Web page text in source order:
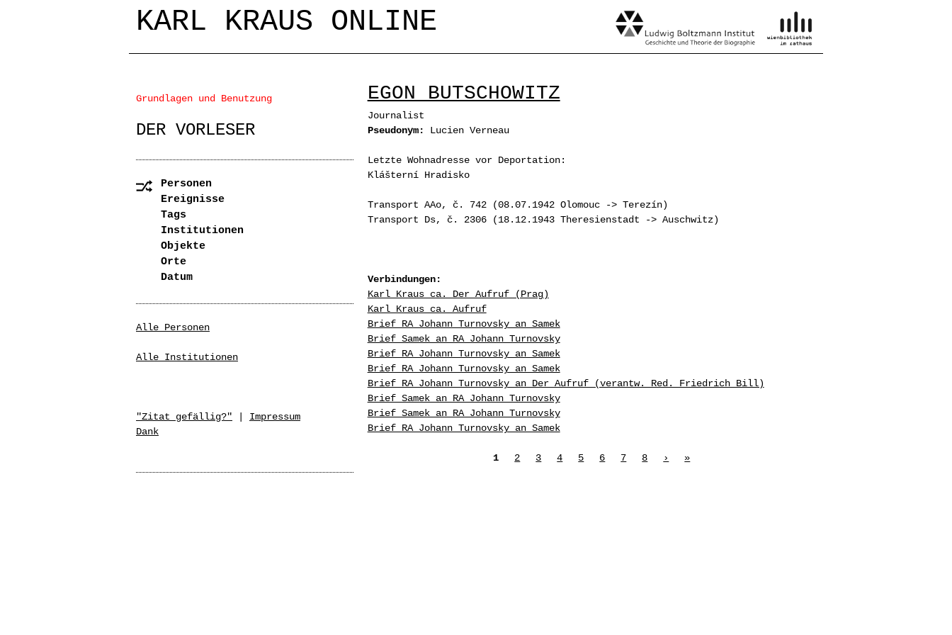
Jump to navigation
KARL KRAUS ONLINE
EGON BUTSCHOWITZ
Journalist
Pseudonym: Lucien Verneau
Letzte Wohnadresse vor Deportation:
Klášterní Hradisko
Transport AAo, č. 742 (08.07.1942 Olomouc -> Terezín)
Transport Ds, č. 2306 (18.12.1943 Theresienstadt -> Auschwitz)
Verbindungen:
Karl Kraus ca. Der Aufruf (Prag)
Karl Kraus ca. Aufruf
Brief RA Johann Turnovsky an Samek
Brief Samek an RA Johann Turnovsky
Brief RA Johann Turnovsky an Samek
Brief RA Johann Turnovsky an Samek
Brief RA Johann Turnovsky an Der Aufruf (verantw. Red. Friedrich Bill)
Brief Samek an RA Johann Turnovsky
Brief Samek an RA Johann Turnovsky
Brief RA Johann Turnovsky an Samek
1 2 3 4 5 6 7 8 › »
Grundlagen und Benutzung
DER VORLESER
Personen
Ereignisse
Tags
Institutionen
Objekte
Orte
Datum
Alle Personen
Alle Institutionen
"Zitat gefällig?"
Impressum
Dank